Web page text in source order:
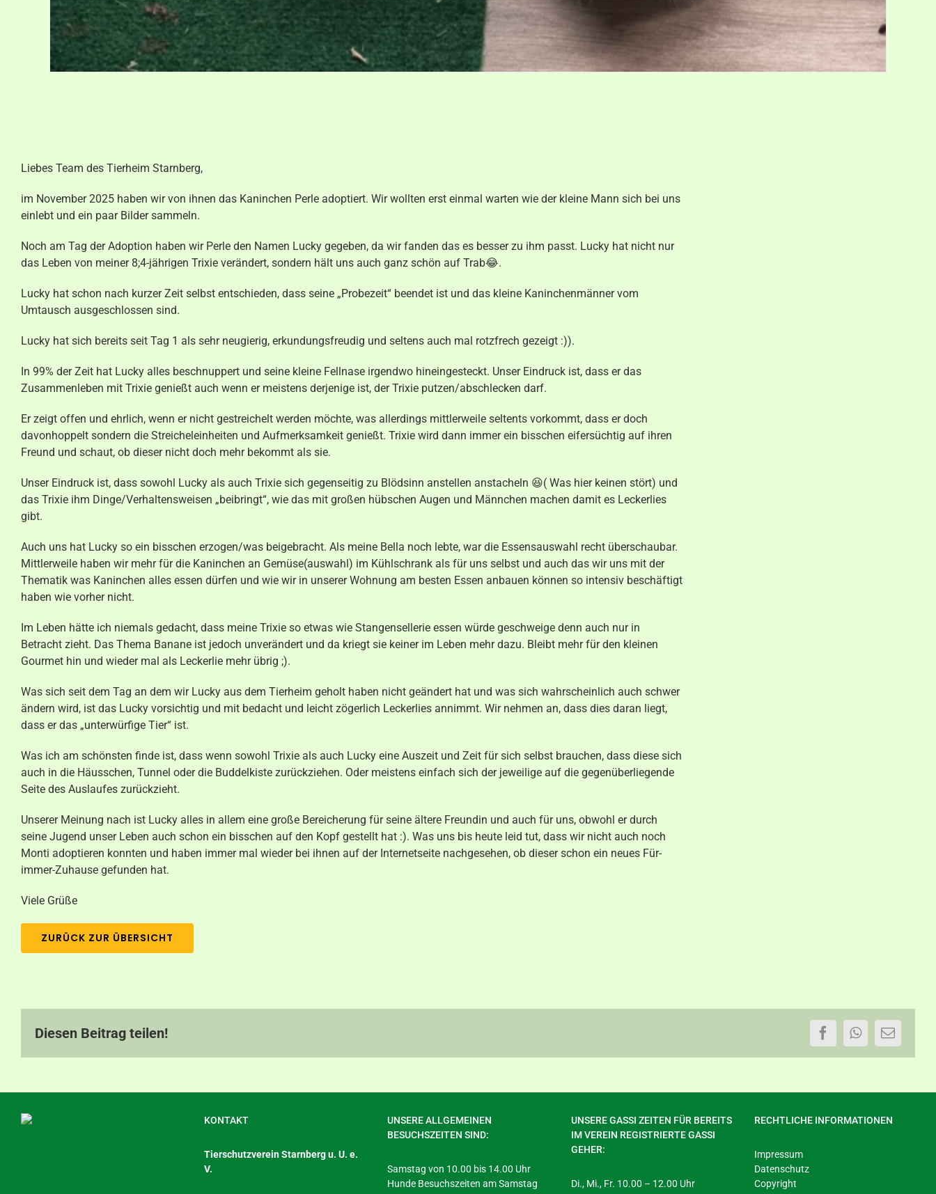
Liebes Team des Tierheim Starnberg,
im November 2025 haben wir von ihnen das Kaninchen Perle adoptiert. Wir wollten erst einmal warten wie der kleine Mann sich bei uns
einlebt und ein paar Bilder sammeln.
Noch am Tag der Adoption haben wir Perle den Namen Lucky gegeben, da wir fanden das es besser zu ihm passt. Lucky hat nicht nur
das Leben von meiner 8;4-jährigen Trixie verändert, sondern hält uns auch ganz schön auf Trab😂.
Lucky hat schon nach kurzer Zeit selbst entschieden, dass seine „Probezeit“ beendet ist und das kleine Kaninchenmänner vom
Umtausch ausgeschlossen sind.
Lucky hat sich bereits seit Tag 1 als sehr neugierig, erkundungsfreudig und seltens auch mal rotzfrech gezeigt :)).
In 99% der Zeit hat Lucky alles beschnuppert und seine kleine Fellnase irgendwo hineingesteckt. Unser Eindruck ist, dass er das
Zusammenleben mit Trixie genießt auch wenn er meistens derjenige ist, der Trixie putzen/abschlecken darf.
Er zeigt offen und ehrlich, wenn er nicht gestreichelt werden möchte, was allerdings mittlerweile seltents vorkommt, dass er doch
davonhoppelt sondern die Streicheleinheiten und Aufmerksamkeit genießt. Trixie wird dann immer ein bisschen eifersüchtig auf ihren
Freund und schaut, ob dieser nicht doch mehr bekommt als sie.
Unser Eindruck ist, dass sowohl Lucky als auch Trixie sich gegenseitig zu Blödsinn anstellen anstacheln 😆( Was hier keinen stört) und
das Trixie ihm Dinge/Verhaltensweisen „beibringt“, wie das mit großen hübschen Augen und Männchen machen damit es Leckerlies
gibt.
Auch uns hat Lucky so ein bisschen erzogen/was beigebracht. Als meine Bella noch lebte, war die Essensauswahl recht überschaubar.
Mittlerweile haben wir mehr für die Kaninchen an Gemüse(auswahl) im Kühlschrank als für uns selbst und auch das wir uns mit der
Thematik was Kaninchen alles essen dürfen und wie wir in unserer Wohnung am besten Essen anbauen können so intensiv beschäftigt
haben wie vorher nicht.
Im Leben hätte ich niemals gedacht, dass meine Trixie so etwas wie Stangensellerie essen würde geschweige denn auch nur in
Betracht zieht. Das Thema Banane ist jedoch unverändert und da kriegt sie keiner im Leben mehr dazu. Bleibt mehr für den kleinen
Gourmet hin und wieder mal als Leckerlie mehr übrig ;).
Was sich seit dem Tag an dem wir Lucky aus dem Tierheim geholt haben nicht geändert hat und was sich wahrscheinlich auch schwer
ändern wird, ist das Lucky vorsichtig und mit bedacht und leicht zögerlich Leckerlies annimmt. Wir nehmen an, dass dies daran liegt,
dass er das „unterwürfige Tier“ ist.
Was ich am schönsten finde ist, dass wenn sowohl Trixie als auch Lucky eine Auszeit und Zeit für sich selbst brauchen, dass diese sich
auch in die Häusschen, Tunnel oder die Buddelkiste zurückziehen. Oder meistens einfach sich der jeweilige auf die gegenüberliegende
Seite des Auslaufes zurückzieht.
Unserer Meinung nach ist Lucky alles in allem eine große Bereicherung für seine ältere Freundin und auch für uns, obwohl er durch
seine Jugend unser Leben auch schon ein bisschen auf den Kopf gestellt hat :). Was uns bis heute leid tut, dass wir nicht auch noch
Monti adoptieren konnten und haben immer mal wieder bei ihnen auf der Internetseite nachgesehen, ob dieser schon ein neues Für-
immer-Zuhause gefunden hat.
Viele Grüße
ZURÜCK ZUR ÜBERSICHT
Diesen Beitrag teilen! FacebookWhatsApp
E-
KONTAKT
Tierschutzverein Starnberg u. U. e.
V.
UNSERE ALLGEMEINEN
BESUCHSZEITEN SIND:
Samstag von 10.00 bis 14.00 Uhr
Hunde Besuchszeiten am Samstag
UNSERE GASSI ZEITEN FÜR BEREITS
IM VEREIN REGISTRIERTE GASSI
GEHER:
Di., Mi., Fr. 10.00 – 12.00 Uhr
RECHTLICHE INFORMATIONEN
Impressum
Datenschutz
Copyright